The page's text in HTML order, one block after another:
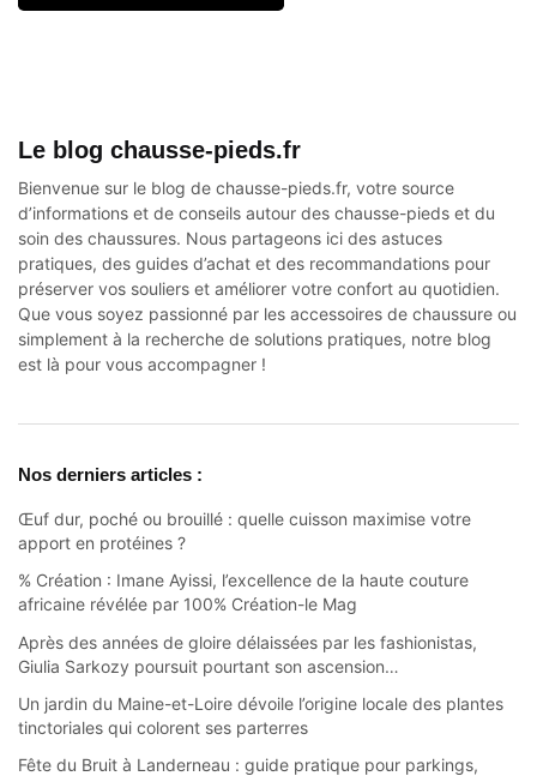
Le blog chausse-pieds.fr
Bienvenue sur le blog de chausse-pieds.fr, votre source
d’informations et de conseils autour des chausse-pieds et du
soin des chaussures. Nous partageons ici des astuces
pratiques, des guides d’achat et des recommandations pour
préserver vos souliers et améliorer votre confort au quotidien.
Que vous soyez passionné par les accessoires de chaussure ou
simplement à la recherche de solutions pratiques, notre blog
est là pour vous accompagner !
Nos derniers articles :
Œuf dur, poché ou brouillé : quelle cuisson maximise votre
apport en protéines ?
% Création : Imane Ayissi, l’excellence de la haute couture
africaine révélée par 100% Création-le Mag
Après des années de gloire délaissées par les fashionistas,
Giulia Sarkozy poursuit pourtant son ascension…
Un jardin du Maine-et-Loire dévoile l’origine locale des plantes
tinctoriales qui colorent ses parterres
Fête du Bruit à Landerneau : guide pratique pour parkings,